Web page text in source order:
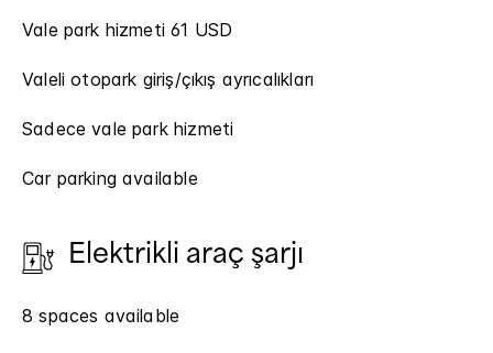
Vale park hizmeti 61 USD
Valeli otopark giriş/çıkış ayrıcalıkları
Sadece vale park hizmeti
Car parking available
Elektrikli araç şarjı
8 spaces available